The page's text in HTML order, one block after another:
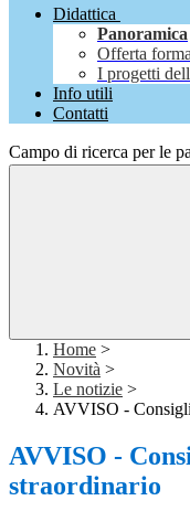
Didattica
Panoramica
Offerta
I progetti
Info utili
Contatti
Campo di ricerca per le
Home >
Novità >
Le notizie >
AVVISO -
AVVISO -
straordinario